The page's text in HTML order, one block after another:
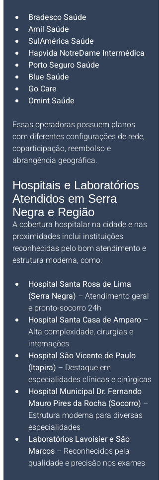
Bradesco Saúde
Amil Saúde
SulAmérica Saúde
Hapvida NotreDame Intermédica
Porto Seguro Saúde
Blue Saúde
Go Care
Omint Saúde
Essas operadoras possuem planos
com diferentes configurações de rede,
coparticipação, reembolso e
abrangência geográfica.
Hospitais e Laboratórios
Atendidos em Serra
Negra e Região
A cobertura hospitalar na cidade e nas
proximidades inclui instituições
reconhecidas pelo bom atendimento e
estrutura moderna, como:
Hospital Santa Rosa de Lima
(Serra Negra) – Atendimento geral
e pronto-socorro 24h
Hospital Santa Casa de Amparo –
Alta complexidade, cirurgias e
internações
Hospital São Vicente de Paulo
(Itapira) – Destaque em
especialidades clínicas e cirúrgicas
Hospital Municipal Dr. Fernando
Mauro Pires da Rocha (Socorro) –
Estrutura moderna para diversas
especialidades
Laboratórios Lavoisier e São
Marcos – Reconhecidos pela
qualidade e precisão nos exames